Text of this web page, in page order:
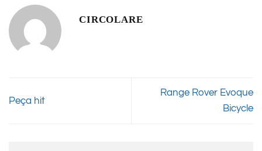
CIRCOLARE
Peça hit
Range Rover Evoque
Bicycle